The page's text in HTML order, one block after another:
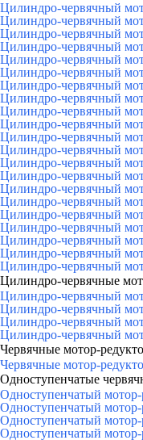
Цилиндро-червячный
Цилиндро-червячный
Цилиндро-червячный
Цилиндро-червячный
Цилиндро-червячный
Цилиндро-червячный
Цилиндро-червячный
Цилиндро-червячный
Цилиндро-червячный
Цилиндро-червячный
Цилиндро-червячный
Цилиндро-червячный
Цилиндро-червячный
Цилиндро-червячный
Цилиндро-червячный
Цилиндро-червячный
Цилиндро-червячный
Цилиндро-червячный
Цилиндро-червячный
Цилиндро-червячный
Цилиндро-червячный
Цилиндро-червячные
Цилиндро-червячный
Цилиндро-червячный
Цилиндро-червячный
Цилиндро-червячный
Червячные мотор-
Червячные мотор-
Одноступенчатые
Одноступенчатый
Одноступенчатый
Одноступенчатый
Одноступенчатый